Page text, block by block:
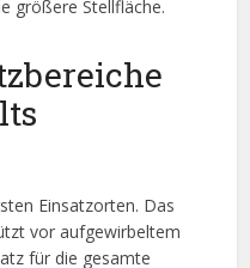
größere Stellfläche.
Einsatzorten. Das
vor aufgewirbeltem
für die gesamte